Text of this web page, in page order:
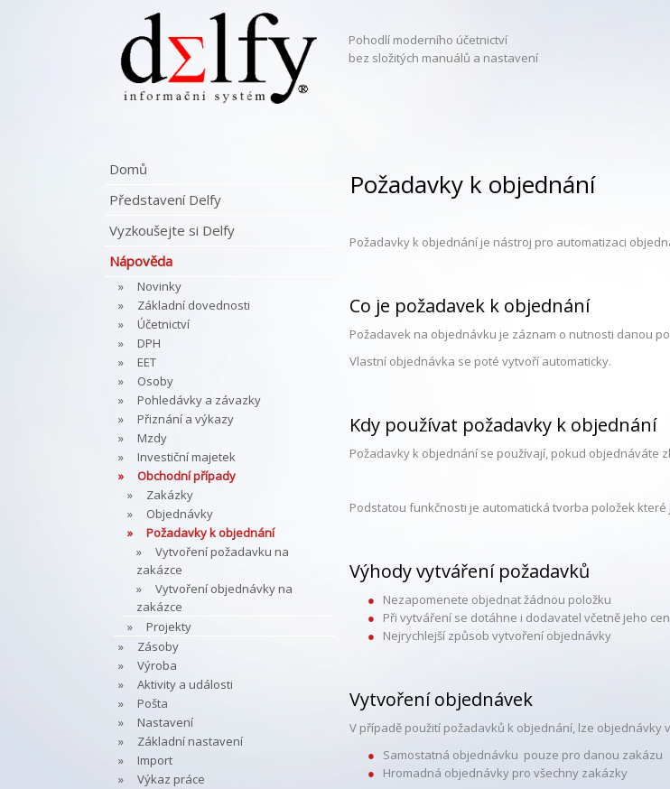
Pohodlí moderního účetnictví
bez složitých manuálů a nastavení
Domů
Představení Delfy
Vyzkoušejte si Delfy
Nápověda
Novinky
Základní dovednosti
Účetnictví
DPH
EET
Osoby
Pohledávky a závazky
Přiznání a výkazy
Mzdy
Investiční majetek
Obchodní případy
Zakázky
Objednávky
Požadavky k objednání
Vytvoření požadavku na
zakázce
Vytvoření objednávky na
zakázce
Projekty
Zásoby
Výroba
Aktivity a události
Pošta
Nastavení
Základní nastavení
Import
Výkaz práce
Požadavky k objednání
Požadavky k objednání je nástroj pro automatizaci
Co je požadavek k objednání
Požadavek na objednávku je záznam o nutnosti danou
Vlastní objednávka se poté vytvoří automaticky.
Kdy používat požadavky k objednání
Požadavky k objednání se používají, pokud objednáváte
Podstatou funkčnosti je automatická tvorba položek
Výhody vytváření požadavků
Nezapomenete objednat žádnou položku
Při vytváření se dotáhne i dodavatel včetně jeho cen
Nejrychlejší způsob vytvoření objednávky
Vytvoření objednávek
V případě použití požadavků k objednání, lze objednávky
Samostatná objednávku pouze pro danou zakázu
Hromadná objednávky pro všechny zakázky